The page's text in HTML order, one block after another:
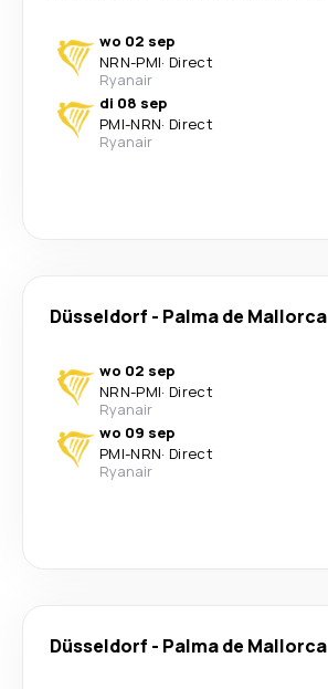
wo 02 sep
NRN-PMI· Direct
Ryanair
di 08 sep
PMI-NRN· Direct
Ryanair
Düsseldorf - Palma de Mallorca
wo 02 sep
NRN-PMI· Direct
Ryanair
wo 09 sep
PMI-NRN· Direct
Ryanair
Düsseldorf - Palma de Mallorca